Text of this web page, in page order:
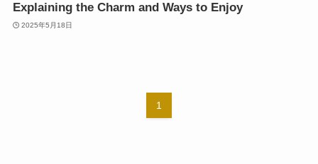
Explaining the Charm and Ways to Enjoy
2025年5月18日
1